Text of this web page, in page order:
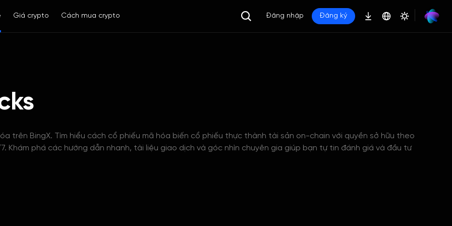
Giá crypto Cách mua crypto Đăng nhập Đăng ký
trên BingX. Tìm hiểu cách cổ phiếu mã hóa biến cổ phiếu thực thành tài sản on-chain với quyền sở hữu theo
Khám phá các hướng dẫn nhanh, tài liệu giao dịch và góc nhìn chuyên gia giúp bạn tự tin đánh giá và đầu tư